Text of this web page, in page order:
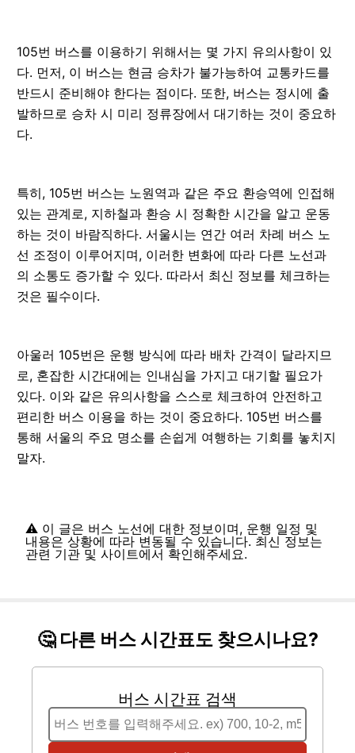
105번 버스를 이용하기 위해서는 몇 가지 유의사항이 있
다. 먼저, 이 버스는 현금 승차가 불가능하여 교통카드를
반드시 준비해야 한다는 점이다. 또한, 버스는 정시에 출
발하므로 승차 시 미리 정류장에서 대기하는 것이 중요하
다.
특히, 105번 버스는 노원역과 같은 주요 환승역에 인접해
있는 관계로, 지하철과 환승 시 정확한 시간을 알고 운동
하는 것이 바람직하다. 서울시는 연간 여러 차례 버스 노
선 조정이 이루어지며, 이러한 변화에 따라 다른 노선과
의 소통도 증가할 수 있다. 따라서 최신 정보를 체크하는
것은 필수이다.
아울러 105번은 운행 방식에 따라 배차 간격이 달라지므
로, 혼잡한 시간대에는 인내심을 가지고 대기할 필요가
있다. 이와 같은 유의사항을 스스로 체크하여 안전하고
편리한 버스 이용을 하는 것이 중요하다. 105번 버스를
통해 서울의 주요 명소를 손쉽게 여행하는 기회를 놓치지
말자.
⚠️ 이 글은 버스 노선에 대한 정보이며, 운행 일정 및
내용은 상황에 따라 변동될 수 있습니다. 최신 정보는
관련 기관 및 사이트에서 확인해주세요.
🤔 다른 버스 시간표도 찾으시나요?
버스 시간표 검색